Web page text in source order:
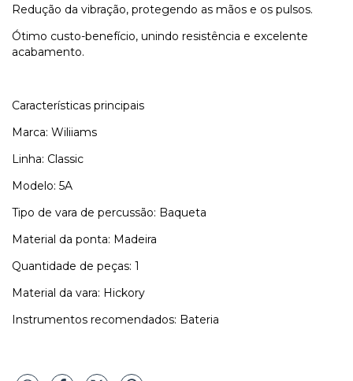
Redução da vibração, protegendo as mãos e os pulsos.
Ótimo custo-benefício, unindo resistência e excelente
acabamento.
Características principais
Marca: Wiliiams
Linha: Classic
Modelo: 5A
Tipo de vara de percussão: Baqueta
Material da ponta: Madeira
Quantidade de peças: 1
Material da vara: Hickory
Instrumentos recomendados: Bateria